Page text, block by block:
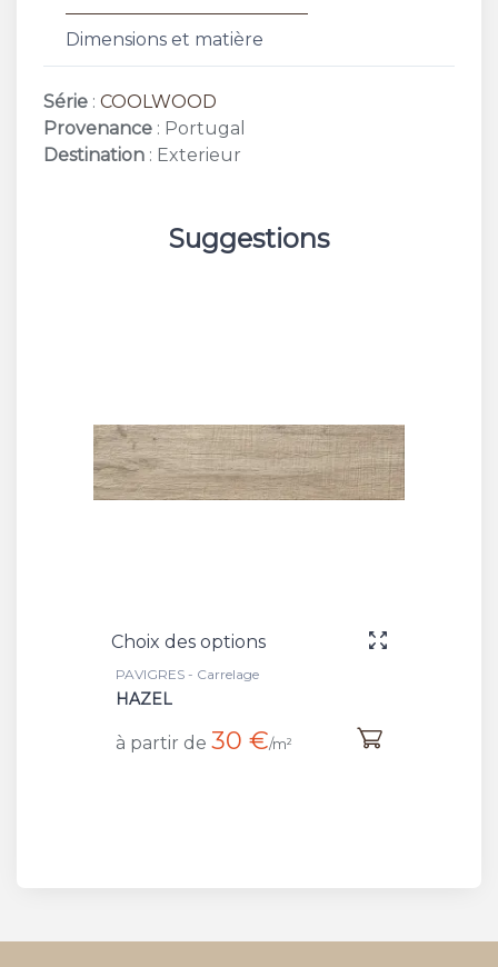
Dimensions et matière
Série : COOLWOOD
Provenance : Portugal
Destination : Exterieur
Suggestions
Choix des options
PAVIGRES - Carrelage
HAZEL
à partir de 30 €/m²